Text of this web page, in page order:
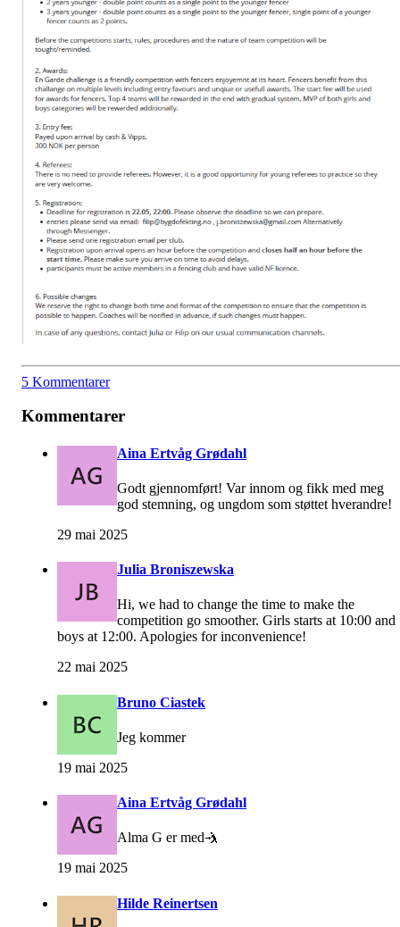
5 Kommentarer
Kommentarer
Aina Ertvåg Grødahl
Godt gjennomført! Var innom og fikk med meg
god stemning, og ungdom som støttet hverandre!
29 mai 2025
Julia Broniszewska
Hi, we had to change the time to make the
competition go smoother. Girls starts at 10:00 and
boys at 12:00. Apologies for inconvenience!
22 mai 2025
Bruno Ciastek
Jeg kommer
19 mai 2025
Aina Ertvåg Grødahl
Alma G er med🤺
19 mai 2025
Hilde Reinertsen